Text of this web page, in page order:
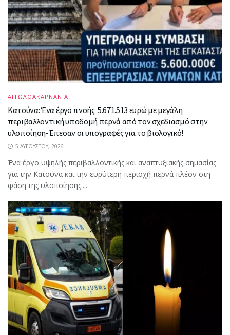
ΑΙΤΩΛΟΑΚΑΡΝΑΝΙΑ
Κατούνα: Ένα έργο πνοής 5.671.513 ευρώ με μεγάλη
περιβαλλοντική υποδομή περνά από τον σχεδιασμό στην
υλοποίηση-Έπεσαν οι υπογραφές για το βιολογικό!
5 ΑΥΓΟΎΣΤΟΥ, 2026
Ένα έργο υψηλής περιβαλλοντικής και αναπτυξιακής σημασίας
για την Κατούνα και την ευρύτερη περιοχή περνά πλέον στη
φάση της υλοποίησης....